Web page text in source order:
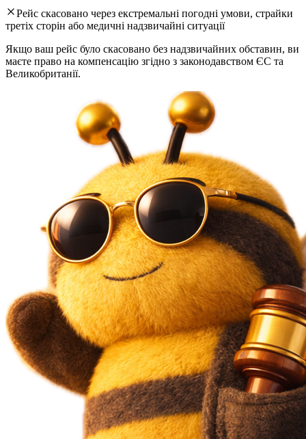
Рейс скасовано через екстремальні погодні умови, страйки
третіх сторін або медичні надзвичайні ситуації
Якщо ваш рейс було скасовано без надзвичайних обставин, ви
маєте право на компенсацію згідно з законодавством ЄС та
Великобританії.